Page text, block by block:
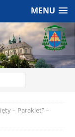
MENU
– Paraklet” –